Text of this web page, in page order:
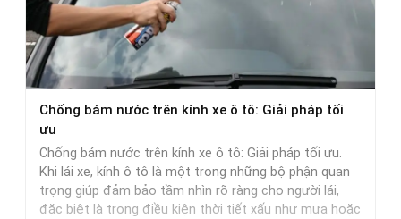
Chọn
Nước
Rửa
Xe
Phù
Nhất
Chống bám nước trên kính xe ô tô: Giải pháp tối
ưu
Chống bám nước trên kính xe ô tô: Giải pháp tối ưu.
Khi lái xe, kính ô tô là một trong những bộ phận quan
trọng giúp đảm bảo tầm nhìn rõ ràng cho người lái,
đặc biệt là trong điều kiện thời tiết xấu như mưa hoặc